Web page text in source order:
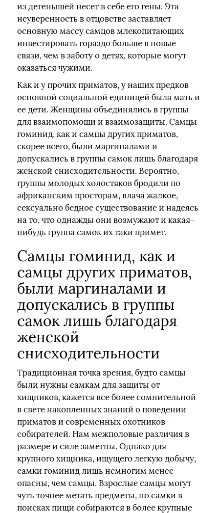
из детенышей несет в себе его гены. Эта
неуверенность в отцовстве заставляет
основную массу самцов млекопитающих
инвестировать гораздо больше в новые
связи, чем в заботу о детях, которые могут
оказаться чужими.
Как и у прочих приматов, у наших предков
основной социальной единицей была мать и
ее дети. Женщины объединялись в группы
для взаимопомощи и взаимозащиты. Самцы
гоминид, как и самцы других приматов,
скорее всего, были маргиналами и
допускались в группы самок лишь благодаря
женской снисходительности. Вероятно,
группы молодых холостяков бродили по
африканским просторам, влача жалкое,
сексуально бедное существование и надеясь
на то, что однажды они возмужают и какая-
нибудь группа самок их таки примет.
Самцы гоминид, как и
самцы других приматов,
были маргиналами и
допускались в группы
самок лишь благодаря
женской
снисходительности
Традиционная точка зрения, будто самцы
были нужны самкам для защиты от
хищников, кажется все более сомнительной
в свете накопленных знаний о поведении
приматов и современных охотников-
собирателей. Нам межполовые различия в
размере и силе заметны. Однако для
крупного хищника, ищущего легкую добычу,
самки гоминид лишь немногим менее
опасны, чем самцы. Взрослые самцы могут
чуть точнее метать предметы, но самки в
поисках пищи собираются в более крупные